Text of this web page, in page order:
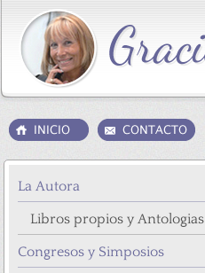
La Autora
Libros propios y Antologias
Congresos y Simposios